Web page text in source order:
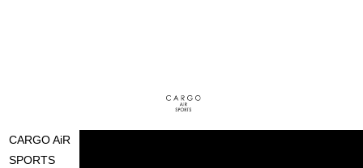
CARGO AiR
SPORTS